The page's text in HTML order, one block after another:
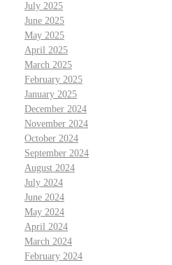
July 2025
June 2025
May 2025
April 2025
March 2025
February 2025
January 2025
December 2024
November 2024
October 2024
September 2024
August 2024
July 2024
June 2024
May 2024
April 2024
March 2024
February 2024